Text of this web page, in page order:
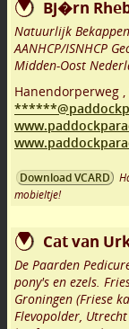
Bj�rn
Natuurlijk
AANHCP/ISNHCP
Midden-Oost
Hanendorperweg ,
Download VCARD
mobieltje!
Cat van
De Paarden
pony's en ezels.
Groningen (Friese
Flevopolder,